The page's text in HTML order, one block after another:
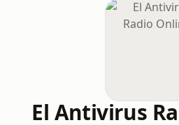
El Antivirus